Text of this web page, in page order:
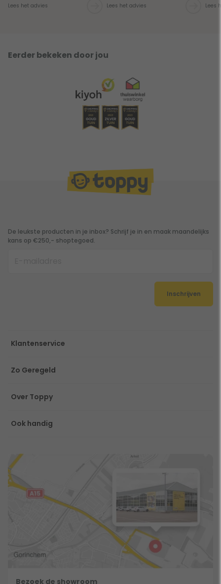
Lees het advies Lees het advies Lees
Eerder bekeken door jou
De leukste producten in je inbox? Schrijf je in en maak maandelijks
kans op €250,- shoptegoed.
Inschrijven
Klantenservice
Zo Geregeld
Over Toppy
Ook handig
Bezoek de showroom